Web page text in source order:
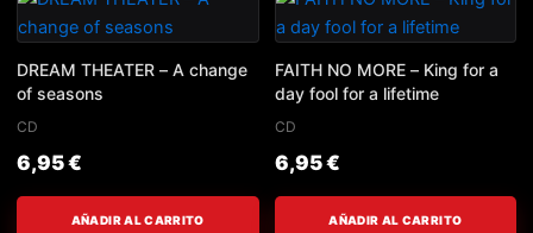
DREAM THEATER – A change
of seasons
CD
6,95€
AÑADIR AL CARRITO
FAITH NO MORE – King for a
day fool for a lifetime
CD
6,95€
AÑADIR AL CARRITO